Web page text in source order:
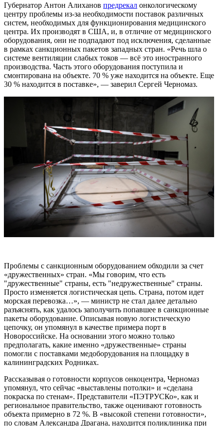
Губернатор Антон Алиханов предрекал онкологическому
центру проблемы из-за необходимости поставок различных
систем, необходимых для функционирования медицинского
центра. Их производят в США, и, в отличие от медицинского
оборудования, они не подпадают под исключения, сделанные
в рамках санкционных пакетов западных стран. «Речь шла о
системе вентиляции слабых токов — всё это иностранного
производства. Часть этого оборудования поступила и
смонтирована на объекте. 70 % уже находится на объекте. Еще
30 % находится в поставке», — заверил Сергей Черномаз.
Проблемы с санкционным оборудованием обходили за счет
«дружественных» стран. «Мы говорим, что есть
"дружественные" страны, есть "недружественные" страны.
Просто изменяется логистическая цепь. Страна, потом идет
морская перевозка…», — министр не стал далее детально
разъяснять, как удалось заполучить попавшее в санкционные
пакеты оборудование. Описывая новую логистическую
цепочку, он упомянул в качестве примера порт в
Новороссийске. На основании этого можно только
предполагать, какие именно «дружественные» страны
помогли с поставками медоборудования на площадку в
калининградских Родниках.
Рассказывая о готовности корпусов онкоцентра, Черномаз
упомянул, что сейчас «выставлены потолки» и «сделана
покраска по стенам». Представители «ПЭТРУСКо», как и
региональное правительство, также оценивают готовность
объекта примерно в 72 %. В «высокой степени готовности»,
по словам Александра Драгана, находится поликлиника при